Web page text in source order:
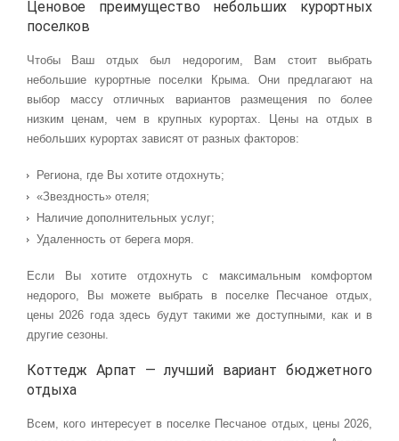
Ценовое преимущество небольших курортных
поселков
Чтобы Ваш отдых был недорогим, Вам стоит выбрать
небольшие курортные поселки Крыма. Они предлагают на
выбор массу отличных вариантов размещения по более
низким ценам, чем в крупных курортах. Цены на отдых в
небольших курортах зависят от разных факторов:
Региона, где Вы хотите отдохнуть;
«Звездность» отеля;
Наличие дополнительных услуг;
Удаленность от берега моря.
Если Вы хотите отдохнуть с максимальным комфортом
недорого, Вы можете выбрать в поселке Песчаное отдых,
цены 2026 года здесь будут такими же доступными, как и в
другие сезоны.
Коттедж Арпат — лучший вариант бюджетного
отдыха
Всем, кого интересует в поселке Песчаное отдых, цены 2026,